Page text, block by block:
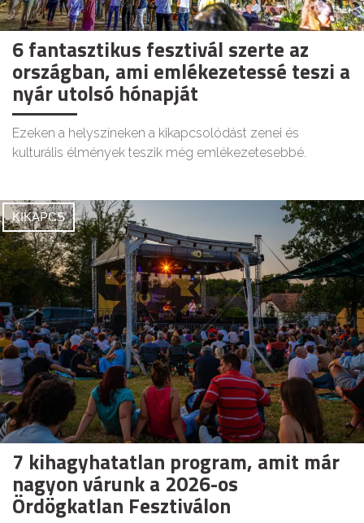
6 fantasztikus fesztivál szerte az
országban, ami emlékezetessé teszi a
nyár utolsó hónapját
Ezeken a helyszíneken a kikapcsolódást zenei és
kulturális élmények teszik még emlékezetesebbé.
KIKAPCS
7 kihagyhatatlan program, amit már
nagyon várunk a 2026-os
Ördögkatlan Fesztiválon